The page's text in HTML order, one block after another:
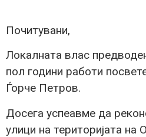
Почитувани,
Локалната влас
пол години работи
Ѓорче Петров.
Досега успеавме да
улици на територијата на